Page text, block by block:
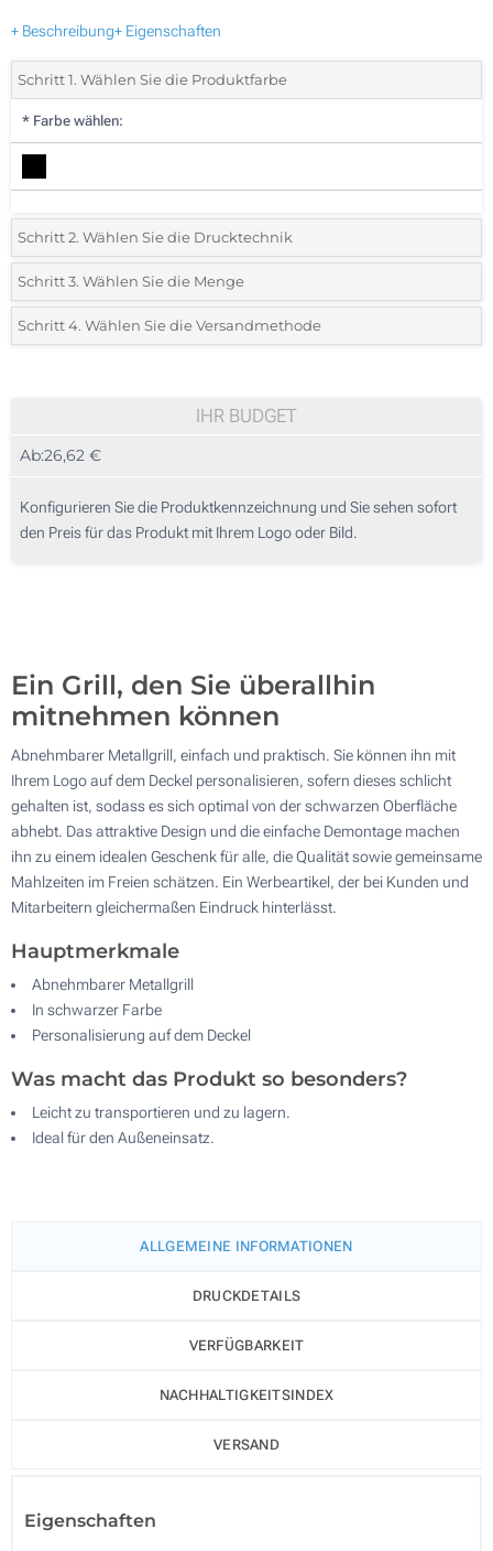
+ Beschreibung+ Eigenschaften
Schritt 1. Wählen Sie die Produktfarbe
* Farbe wählen:
Schritt 2. Wählen Sie die Drucktechnik
*Wählen Sie die Druck- und Farbtechniken für Ihr Logo:
1 Farbig (Deckel)
Schritt 3. Wählen Sie die Menge
*Bitte wählen Sie Ihre gewünschte Menge
10
50
Schritt 4. Wählen Sie die Versandmethode
IHR BUDGET
Ab:26,62 €
Konfigurieren Sie die Produktkennzeichnung und Sie sehen sofort
den Preis für das Produkt mit Ihrem Logo oder Bild.
Ein Grill, den Sie überallhin
mitnehmen können
Abnehmbarer Metallgrill, einfach und praktisch. Sie können ihn mit
Ihrem Logo auf dem Deckel personalisieren, sofern dieses schlicht
gehalten ist, sodass es sich optimal von der schwarzen Oberfläche
abhebt. Das attraktive Design und die einfache Demontage machen
ihn zu einem idealen Geschenk für alle, die Qualität sowie gemeinsame
Mahlzeiten im Freien schätzen. Ein Werbeartikel, der bei Kunden und
Mitarbeitern gleichermaßen Eindruck hinterlässt.
Hauptmerkmale
Abnehmbarer Metallgrill
In schwarzer Farbe
Personalisierung auf dem Deckel
Was macht das Produkt so besonders?
Leicht zu transportieren und zu lagern.
Ideal für den Außeneinsatz.
ALLGEMEINE INFORMATIONEN
DRUCKDETAILS
VERFÜGBARKEIT
NACHHALTIGKEITSINDEX
VERSAND
Eigenschaften